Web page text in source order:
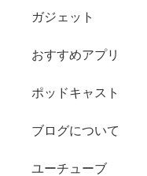
ガジェット
おすすめアプリ
ポッドキャスト
ブログについて
ユーチューブ